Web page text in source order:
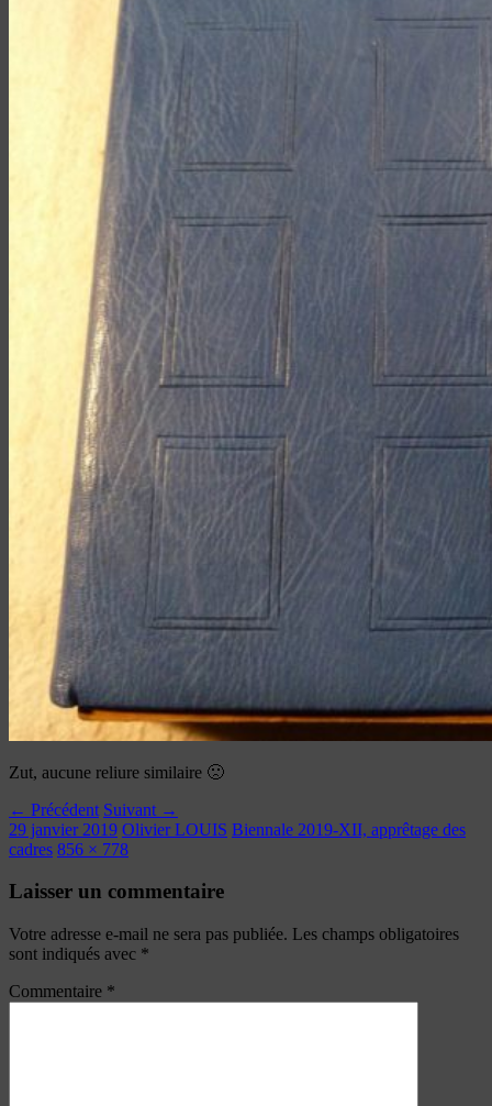
Zut, aucune reliure similaire 🙁
← Précédent Suivant →
29 janvier 2019 Olivier LOUIS Biennale 2019-XII, apprêtage des
cadres 856 × 778
Laisser un commentaire
Votre adresse e-mail ne sera pas publiée. Les champs obligatoires
sont indiqués avec *
Commentaire *